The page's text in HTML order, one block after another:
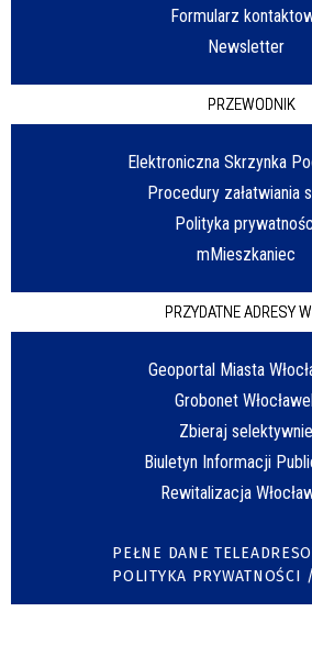
Formularz
Newsletter
PRZEWODNIK
Elektroniczna Skrzynka
Procedury załatwiania
Polityka
mMieszkaniec
PRZYDATNE ADRESY
Geoportal Miasta
Grobonet
Zbieraj selektywnie
Biuletyn Informacji
Rewitalizacja
PEŁNE DANE
POLITYKA PRYWATNOŚCI